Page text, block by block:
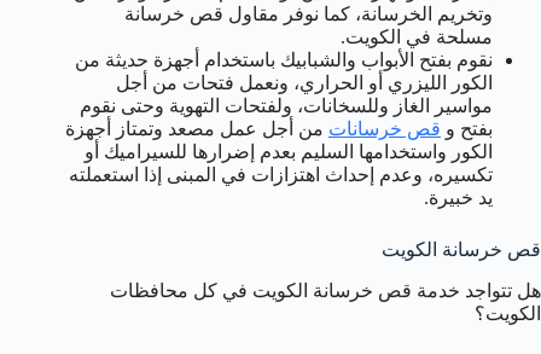
وتخريم الخرسانة، كما نوفر مقاول قص خرسانة
مسلحة في الكويت.
نقوم بفتح الأبواب والشبابيك باستخدام أجهزة حديثة من
الكور الليزري أو الحراري، ونعمل فتحات من أجل
مواسير الغاز وللسخانات، ولفتحات التهوية وحتى نقوم
بفتح و قص خرسانات من أجل عمل مصعد وتمتاز أجهزة
الكور واستخدامها السليم بعدم إضرارها للسيراميك أو
تكسيره، وعدم إحداث اهتزازات في المبنى إذا استعملته
يد خبيرة.
قص خرسانة الكويت
هل تتواجد خدمة قص خرسانة الكويت في كل محافظات
الكويت؟